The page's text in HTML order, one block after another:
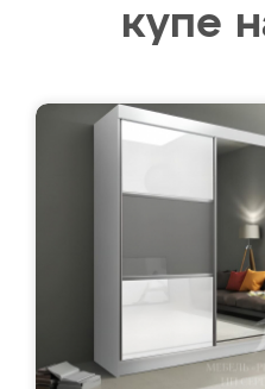
купе